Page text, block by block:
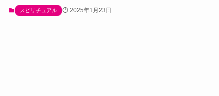
スピリチュアル 2025年1月23日